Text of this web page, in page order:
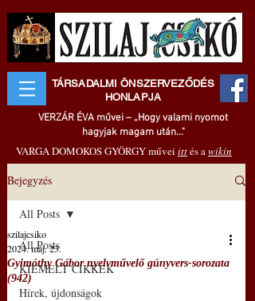
TÁRSADALMI ÖNSZERVEZŐDÉS
HONLAPJA
VERZÁR ÉVA művei – „Hogy valami nyomot
hagyjak magam után..."
VARGA DOMOKOS GYÖRGY művei ittés awikin
Bejegyzés
All Posts
KIEMELT CIKKEK
Hírek, újdonságok
All Posts
Gyimóthy Gábor nyelvművelő gúnyvers-sorozata
(942)
szilajcsiko
2024. máj. 23.